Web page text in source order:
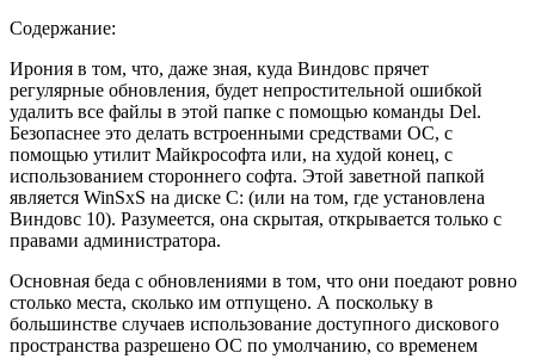
Содержание:
Ирония в том, что, даже зная, куда Виндовс прячет
регулярные обновления, будет непростительной ошибкой
удалить все файлы в этой папке с помощью команды Del.
Безопаснее это делать встроенными средствами ОС, с
помощью утилит Майкрософта или, на худой конец, с
использованием стороннего софта. Этой заветной папкой
является WinSxS на диске С: (или на том, где установлена
Виндовс 10). Разумеется, она скрытая, открывается только с
правами администратора.
Основная беда с обновлениями в том, что они поедают ровно
столько места, сколько им отпущено. А поскольку в
большинстве случаев использование доступного дискового
пространства разрешено ОС по умолчанию, со временем